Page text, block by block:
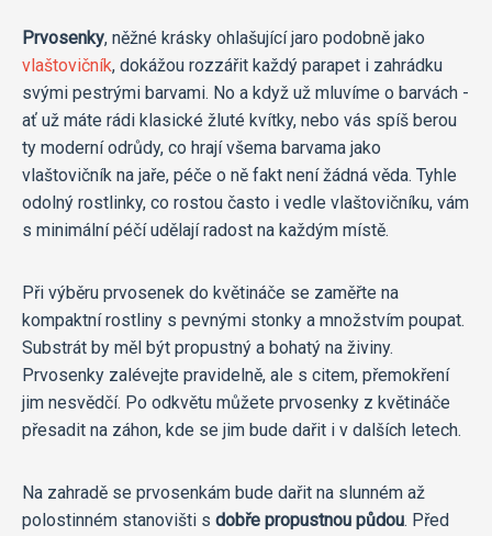
Prvosenky, něžné krásky ohlašující jaro podobně jako
vlaštovičník, dokážou rozzářit každý parapet i zahrádku
svými pestrými barvami. No a když už mluvíme o barvách -
ať už máte rádi klasické žluté kvítky, nebo vás spíš berou
ty moderní odrůdy, co hrají všema barvama jako
vlaštovičník na jaře, péče o ně fakt není žádná věda. Tyhle
odolný rostlinky, co rostou často i vedle vlaštovičníku, vám
s minimální péčí udělají radost na každým místě.
Při výběru prvosenek do květináče se zaměřte na
kompaktní rostliny s pevnými stonky a množstvím poupat.
Substrát by měl být propustný a bohatý na živiny.
Prvosenky zalévejte pravidelně, ale s citem, přemokření
jim nesvědčí. Po odkvětu můžete prvosenky z květináče
přesadit na záhon, kde se jim bude dařit i v dalších letech.
Na zahradě se prvosenkám bude dařit na slunném až
polostinném stanovišti s dobře propustnou půdou. Před